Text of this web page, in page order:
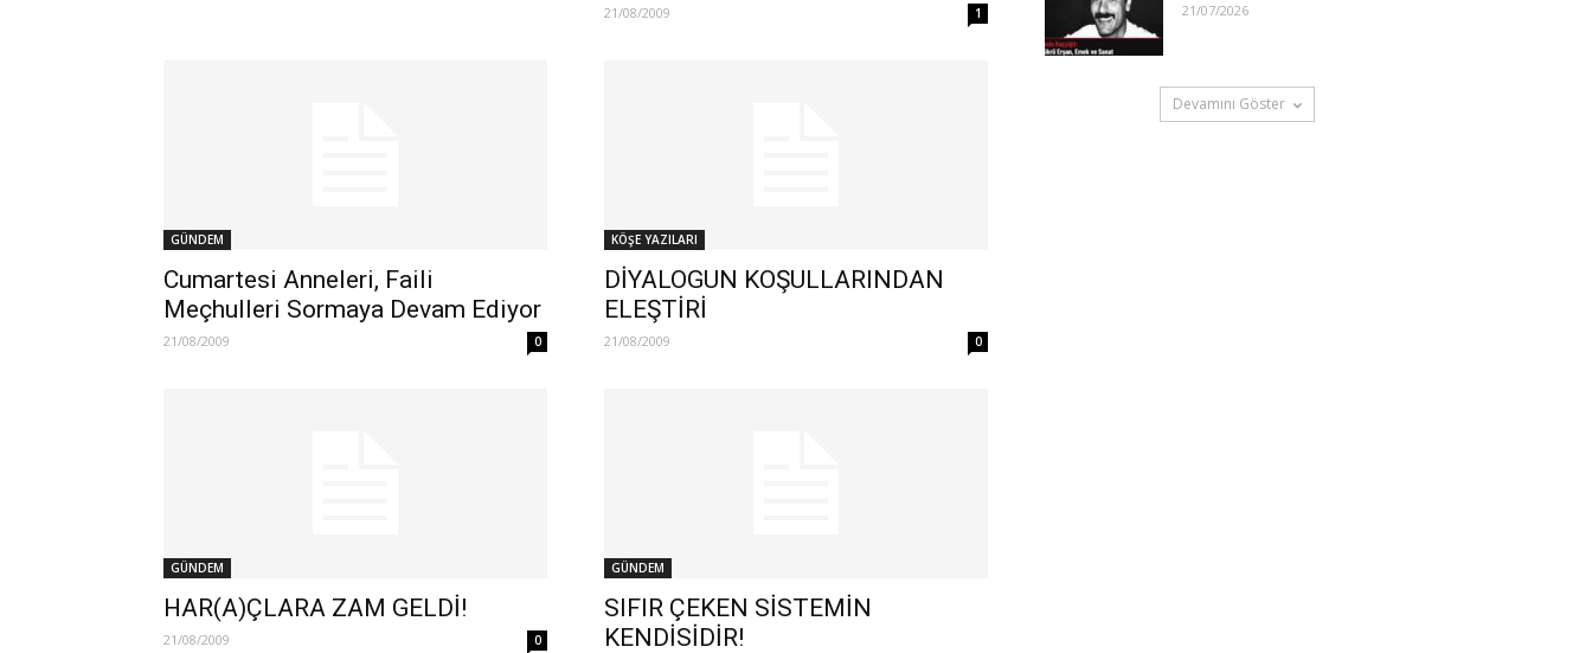
21/08/2009 1
GÜNDEM
Cumartesi Anneleri, Faili
Meçhulleri Sormaya Devam Ediyor
21/08/2009 0
KÖŞE YAZILARI
DİYALOGUN KOŞULLARINDAN
ELEŞTİRİ
21/08/2009 0
GÜNDEM
HAR(A)ÇLARA ZAM GELDİ!
21/08/2009 0
GÜNDEM
SIFIR ÇEKEN SİSTEMİN
KENDİSİDİR!
21/07/2026
Devamını Göster